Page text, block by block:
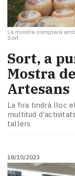
La mostra comptarà
Sort
Sort, a
Mostra
Artesans
La fira tindrà lloc
multitud
tallers
18/10/2023